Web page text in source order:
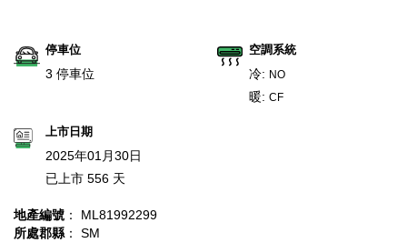
停車位
3 停車位
空調系統
冷: NO
暖: CF
上市日期
2025年01月30日
已上市 556 天
地產編號 ： ML81992299
所處郡縣 ： SM